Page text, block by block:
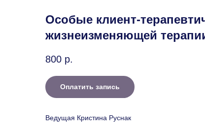
Особые клиент-
жизнеизменяющей
800 р.
Оплатить запись
Ведущая Кристина Руснак